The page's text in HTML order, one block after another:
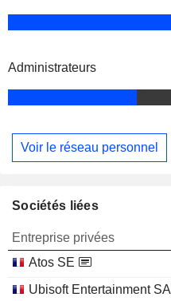
Administrateurs
Voir le réseau personnel
Sociétés liées
Entreprise privées
Atos SE
Ubisoft Entertainment SA